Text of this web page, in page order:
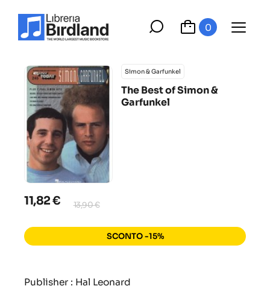
0
Simon & Garfunkel
The Best of Simon &
Garfunkel
11,82 € 13,90 €
SCONTO -15%
Publisher : Hal Leonard